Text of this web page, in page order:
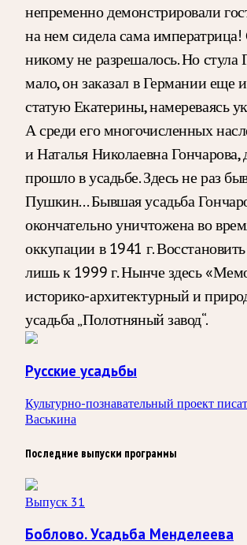
непременно демонстрировали
на нем сидела сама императрица!
никому не разрешалось. Но стула
мало, он заказал в Германии еще
статую Екатерины, намереваясь
А среди его многочисленных
и Наталья Николаевна Гончарова,
прошло в усадьбе. Здесь не раз
Пушкин… Бывшая усадьба
окончательно уничтожена во
оккупации в 1941 г.
лишь к 1999 г. Нынче здесь
историко-архитектурный и
усадьба „Полотняный завод“.
Русские усадьбы
Культурно-познавательный проект
Васькина
Последние выпуски программы
Выпуск 31
Боблово. Усадьба Менделеева